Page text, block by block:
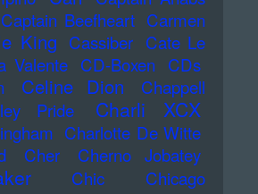
Captain Beefheart Carmen
King Cassiber Cate Le
Valente CD-Boxen
CDs
Celine Dion
Chappell
Pride Charli XCX
Charlotte De Witte
Cher Cherno Jobatey
Chic
Chicago